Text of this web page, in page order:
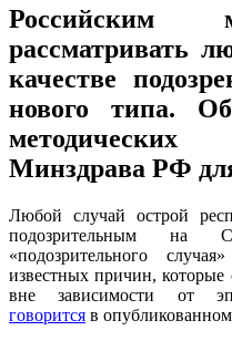
Российским
рассматривать
качестве
нового типа.
Минздрава РФ
Любой случай острой
подозрительным на
«подозрительного
известных причин,
вне зависимости от
говорится в